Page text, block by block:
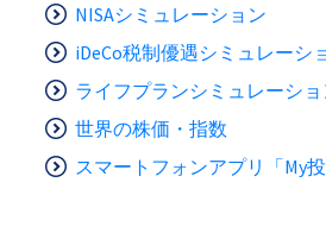
NISAシミュレーション
iDeCo税制優遇シミュレーシ
ライフプランシミュレーショ
世界の株価・指数
スマートフォンアプリ「My投